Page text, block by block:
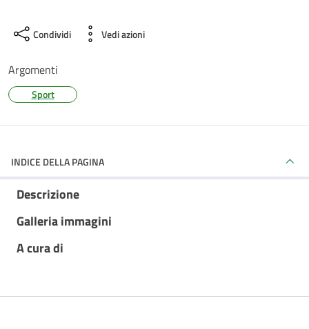
Condividi Vedi azioni
Argomenti
Sport
INDICE DELLA PAGINA
Descrizione
Galleria immagini
A cura di